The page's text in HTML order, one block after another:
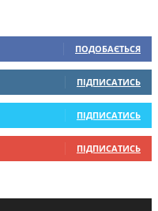
ПОДОБАЄТЬСЯ
ПІДПИСАТИСЬ
ПІДПИСАТИСЬ
ПІДПИСАТИСЬ